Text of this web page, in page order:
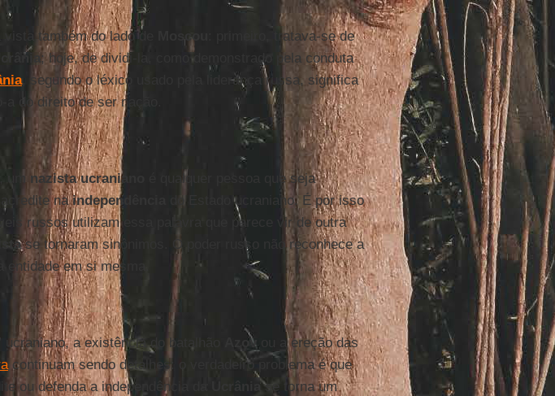
vista também do lado de Moscou
: primeiro, tratava-se de
; hoje, de dividi-la, como demonstrado pela conduta
, segundo o léxico usado pela liderança russa, significa
do direito de ser nação.
um nazista ucraniano
é qualquer pessoa que seja
acredite naindependência
do Estado ucraniano. É por isso
russos utilizam essa palavra que parece vir de outra
se tornaram sinônimos. O poder russo não reconhece a
entidade em si mesma.
ucraniano, a existência do batalhão Azovou a ereção das
continuam sendo detalhes: o verdadeiro problema é que
ou defenda a independência da
se torna um